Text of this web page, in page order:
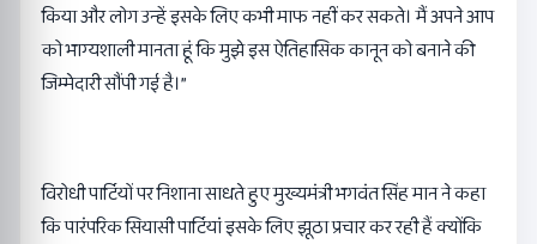
किया और लोग उन्हें इसके लिए कभी माफ नहीं कर सकते। मैं अपने आप
को भाग्यशाली मानता हूं कि मुझे इस ऐतिहासिक कानून को बनाने की
जिम्मेदारी सौंपी गई है।”
विरोधी पार्टियों पर निशाना साधते हुए मुख्यमंत्री भगवंत सिंह मान ने कहा
कि पारंपरिक सियासी पार्टियां इसके लिए झूठा प्रचार कर रही हैं क्योंकि